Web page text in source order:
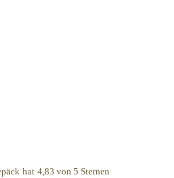
hat 4,83 von 5 Sternen